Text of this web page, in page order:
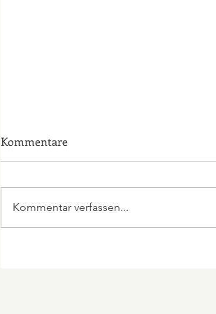
Traut euch!
Kommentare
Kommentar verfassen...